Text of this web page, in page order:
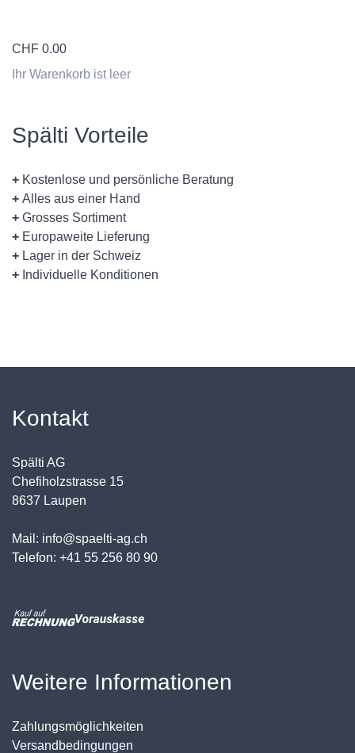
CHF 0.00
Ihr Warenkorb ist leer
Spälti Vorteile
+ Kostenlose und persönliche Beratung
+ Alles aus einer Hand
+ Grosses Sortiment
+ Europaweite Lieferung
+ Lager in der Schweiz
+ Individuelle Konditionen
Kontakt
Spälti AG
Chefiholzstrasse 15
8637 Laupen
Mail: info@spaelti-ag.ch
Telefon: +41 55 256 80 90
Weitere Informationen
Zahlungsmöglichkeiten
Versandbedingungen